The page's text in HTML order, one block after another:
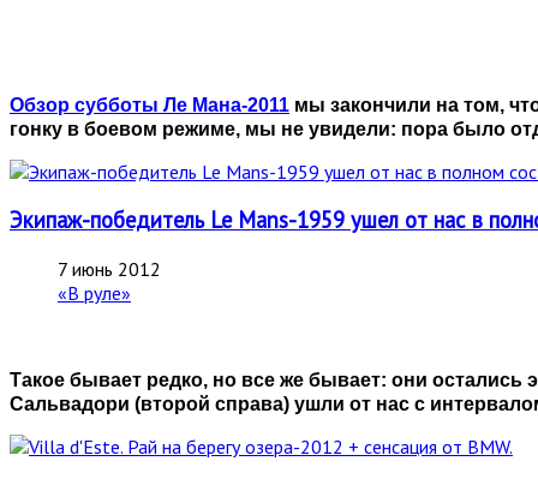
Обзор субботы Ле Мана-2011 мы закончили на том,
гонку в боевом режиме, мы не увидели: пора было
Экипаж-победитель Le Mans-1959 ушел от нас в
7 июнь 2012
«В руле»
Такое бывает редко, но все же бывает: они
Сальвадори (второй справа) ушли от нас с